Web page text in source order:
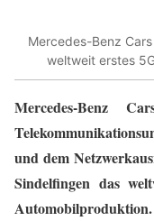
Mercedes-Benz
weltweit erstes
Mercedes-Benz
und dem
Sindelfingen das